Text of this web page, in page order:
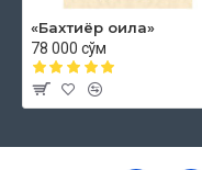
«Бахтиёр оила»
78 000 сўм